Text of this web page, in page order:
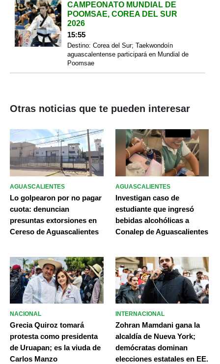
CAMPEONATO MUNDIAL DE
POOMSAE, COREA DEL SUR
2026
15:55
Destino: Corea del Sur; Taekwondoín
aguascalentense participará en Mundial de
Poomsae
Otras noticias que te pueden interesar
AGUASCALIENTES
Lo golpearon por no pagar
cuota: denuncian
presuntas extorsiones en
Cereso de Aguascalientes
AGUASCALIENTES
Investigan caso de
estudiante que ingresó
bebidas alcohólicas a
Conalep de Aguascalientes
NACIONAL
Grecia Quiroz tomará
protesta como presidenta
de Uruapan; es la viuda de
Carlos Manzo
INTERNACIONAL
Zohran Mamdani gana la
alcaldía de Nueva York;
demócratas dominan
elecciones estatales en EE.